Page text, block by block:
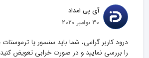
آی پی امداد
30 نوامبر 2020
درود کاربر گرامی، شما باید سنسور یا
را بررسی نمایید و در صورت خرابی تعویض